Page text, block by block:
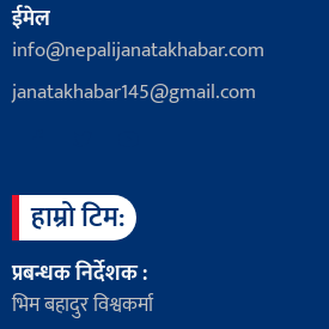
ईमेल
info@nepalijanatakhabar.com
janatakhabar145@gmail.com
हाम्रो टिम:
प्रबन्धक निर्देशक :
भिम बहादुर विश्वकर्मा